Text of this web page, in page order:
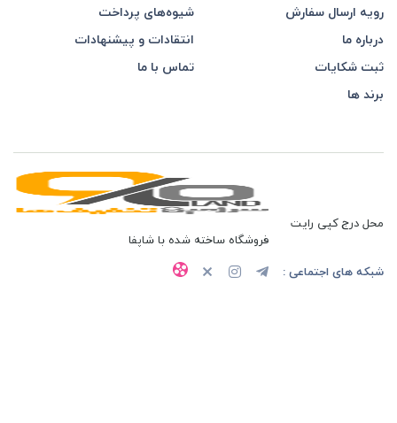
رویه ارسال سفارش
شیوه‌های پرداخت
درباره ما
انتقادات و پیشنهادات
ثبت شکایات
تماس با ما
برند ها
محل درج کپی رایت
فروشگاه ساخته شده با شاپفا
شبکه های اجتماعی :